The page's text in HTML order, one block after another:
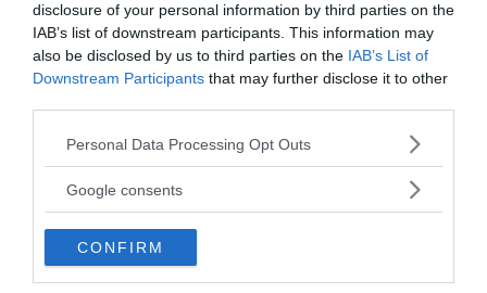
disclosure of your personal information by third parties on the
IAB’s list of downstream participants. This information may
also be disclosed by us to third parties on the IAB’s List of
Downstream Participants that may further disclose it to other
Please note that this website/app uses one or more Google
not limited to your visit or usage behaviour. You may click to
use your data for below specified purposes in below Google
consent section.
Personal Data Processing Opt Outs
Google consents
CONFIRM